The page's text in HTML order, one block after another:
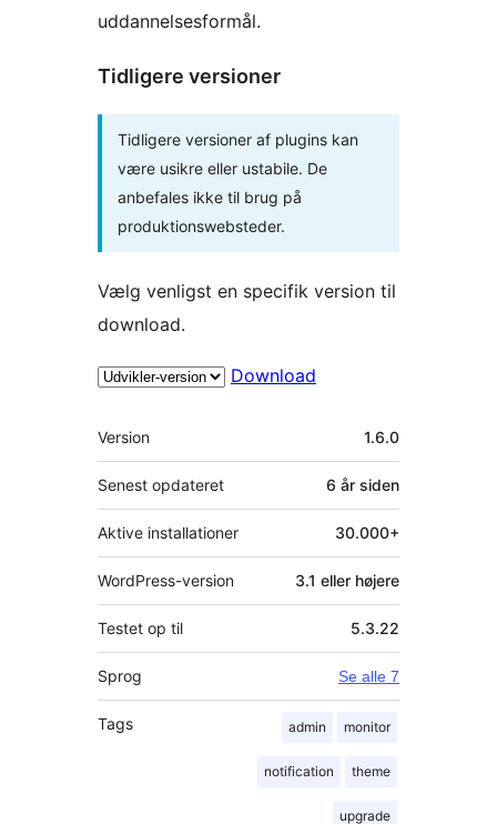
uddannelsesformål.
Tidligere versioner
Tidligere versioner af plugins kan
være usikre eller ustabile. De
anbefales ikke til brug på
produktionswebsteder.
Vælg venligst en specifik version til
download.
Download
Meta
Version 1.6.0
Senest opdateret 6 år siden
Aktive installationer 30.000+
WordPress-version 3.1 eller højere
Testet op til 5.3.22
Sprog Se alle 7
Tags admin monitor
notification theme
upgrade